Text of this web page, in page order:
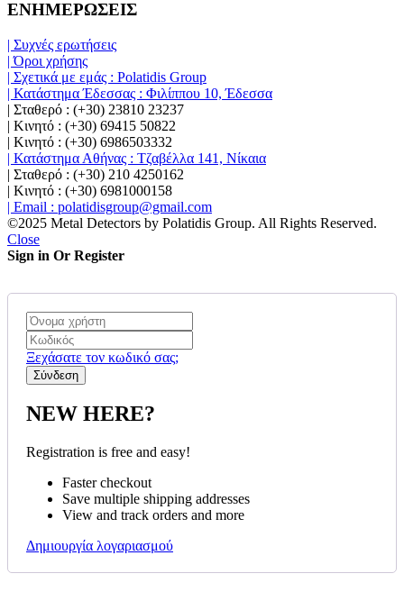
ΕΝΗΜΕΡΩΣΕΙΣ
| Συχνές ερωτήσεις
| Όροι χρήσης
| Σχετικά με εμάς : Polatidis Group
| Κατάστημα Έδεσσας : Φιλίππου 10, Έδεσσα
| Σταθερό : (+30) 23810 23237
| Κινητό : (+30) 69415 50822
| Κινητό : (+30) 6986503332
| Κατάστημα Αθήνας : Τζαβέλλα 141, Νίκαια
| Σταθερό : (+30) 210 4250162
| Κινητό : (+30) 6981000158
| Email : polatidisgroup@gmail.com
©2025 Metal Detectors by Polatidis Group. All Rights Reserved.
Close
Sign in Or Register
Ξεχάσατε τον κωδικό σας;
NEW HERE?
Registration is free and easy!
Faster checkout
Save multiple shipping addresses
View and track orders and more
Δημιουργία λογαριασμού